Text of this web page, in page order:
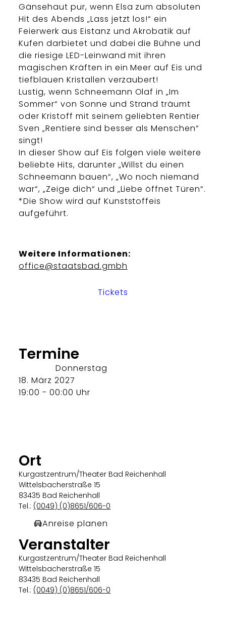
Gänsehaut pur, wenn Elsa zum absoluten
Hit des Abends „Lass jetzt los!“ ein
Feierwerk aus Eistanz und Akrobatik auf
Kufen darbietet und dabei die Bühne und
die riesige LED-Leinwand mit ihren
magischen Kräften in ein Meer auf Eis und
tiefblauen Kristallen verzaubert!
Lustig, wenn Schneemann Olaf in „Im
Sommer“ von Sonne und Strand träumt
oder Kristoff mit seinem geliebten Rentier
Sven „Rentiere sind besser als Menschen“
singt!
In dieser Show auf Eis folgen viele weitere
beliebte Hits, darunter „Willst du einen
Schneemann bauen“, „Wo noch niemand
war“, „Zeige dich“ und „Liebe öffnet Türen“.
*Die Show wird auf Kunststoffeis
aufgeführt.
Weitere Informationen:
office@staatsbad.gmbh
Tickets
Termine
Donnerstag
18. März 2027
19:00 - 00:00 Uhr
Ort
Kurgastzentrum/Theater Bad Reichenhall
Wittelsbacherstraße 15
83435 Bad Reichenhall
Tel.: (0049) (0)8651/606-0
Anreise planen
Veranstalter
Kurgastzentrum/Theater Bad Reichenhall
Wittelsbacherstraße 15
83435 Bad Reichenhall
Tel.: (0049) (0)8651/606-0